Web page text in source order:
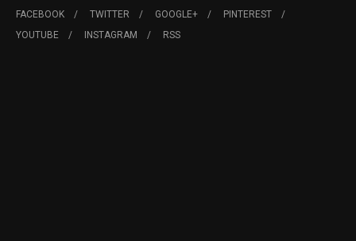
FACEBOOK TWITTER GOOGLE+
PINTEREST
YOUTUBE
INSTAGRAM RSS